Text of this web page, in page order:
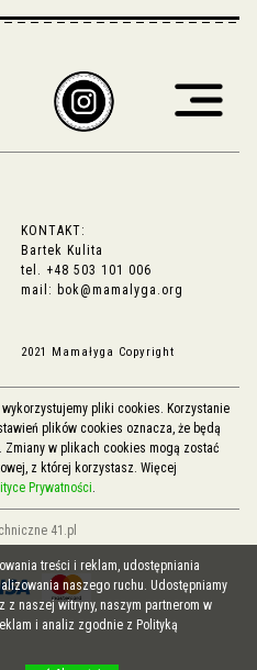
KONTAKT:
Bartek Kulita
tel. +48 503 101 006
mail: bok@mamalyga.org
2021 Mamałyga Copyright
pliki cookies. Korzystanie
plików cookies oznacza, że będą
w plikach cookies mogą zostać
z której korzystasz. Więcej
Prywatności.
41.pl
treści i reklam, udostępniania
naszego ruchu. Udostępniamy
z naszej witryny, naszym partnerom w
i analiz zgodnie z Polityką